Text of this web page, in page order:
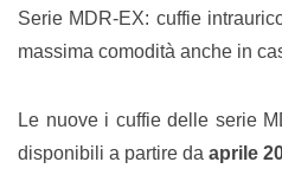
Serie MDR-EX: cuffie
massima comodità anche in
Le nuove i cuffie delle serie
disponibili a partire da aprile